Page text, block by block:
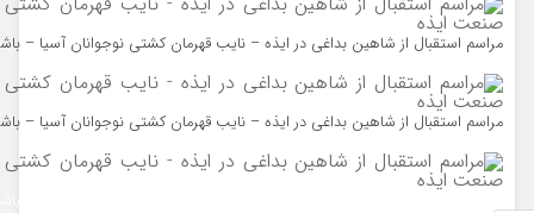
مراسم استقبال از شاهین بداغی در ایذه – نایب قهرمان کشتی نوجوانان آسیا –
مراسم استقبال از شاهین بداغی در ایذه – نایب قهرمان کشتی نوجوانان آسیا –